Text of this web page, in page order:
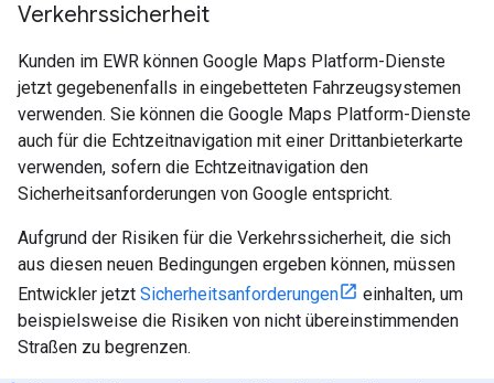
Verkehrssicherheit
Kunden im EWR können Google Maps Platform-Dienste
jetzt gegebenenfalls in eingebetteten Fahrzeugsystemen
verwenden. Sie können die Google Maps Platform-Dienste
auch für die Echtzeitnavigation mit einer Drittanbieterkarte
verwenden, sofern die Echtzeitnavigation den
Sicherheitsanforderungen von Google entspricht.
Aufgrund der Risiken für die Verkehrssicherheit, die sich
aus diesen neuen Bedingungen ergeben können, müssen
Entwickler jetzt Sicherheitsanforderungen
einhalten, um
beispielsweise die Risiken von nicht übereinstimmenden
Straßen zu begrenzen.